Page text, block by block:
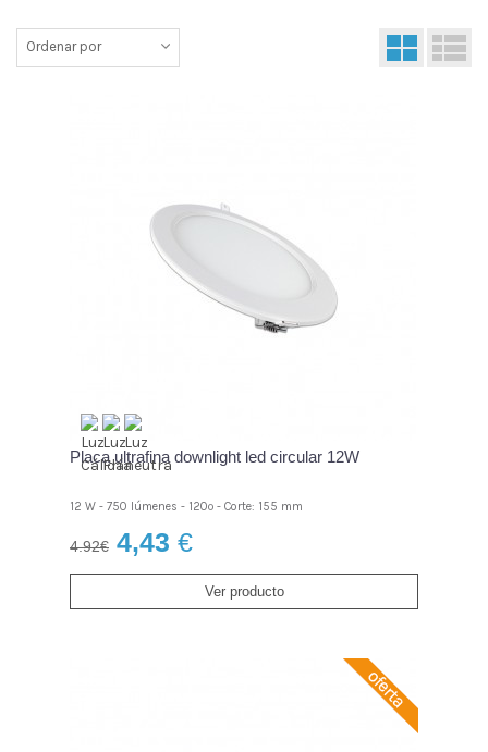
Ordenar por
Placa ultrafina downlight led circular 12W
12 W - 750 lúmenes - 120º - Corte: 155 mm
4.92€ 4,43 €
Ver producto